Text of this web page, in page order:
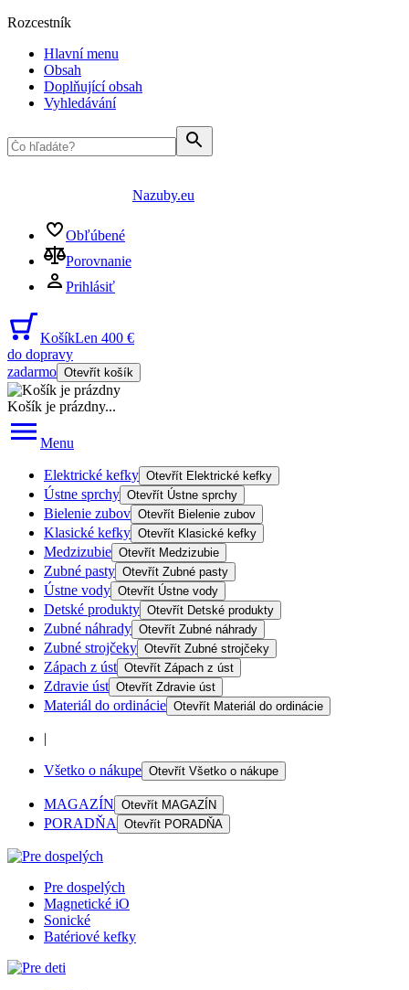
Rozcestník
Hlavní menu
Obsah
Doplňující obsah
Vyhledávání
Nazuby.eu
Obľúbené
Porovnanie
Prihlásiť
KošíkLen 400 €
do dopravy
zadarmo Otevřít košík
Košík je prázdny...
Menu
Elektrické kefky Otevřít Elektrické kefky
Ústne sprchy Otevřít Ústne sprchy
Bielenie zubov Otevřít Bielenie zubov
Klasické kefky Otevřít Klasické kefky
Medzizubie Otevřít Medzizubie
Zubné pasty Otevřít Zubné pasty
Ústne vody Otevřít Ústne vody
Detské produkty Otevřít Detské produkty
Zubné náhrady Otevřít Zubné náhrady
Zubné strojčeky Otevřít Zubné strojčeky
Zápach z úst Otevřít Zápach z úst
Zdravie úst Otevřít Zdravie úst
Materiál do ordinácie Otevřít Materiál do ordinácie
|
Všetko o nákupe Otevřít Všetko o nákupe
MAGAZÍN Otevřít MAGAZÍN
PORADŇA Otevřít PORADŇA
Pre dospelých
Magnetické iO
Sonické
Batériové kefky